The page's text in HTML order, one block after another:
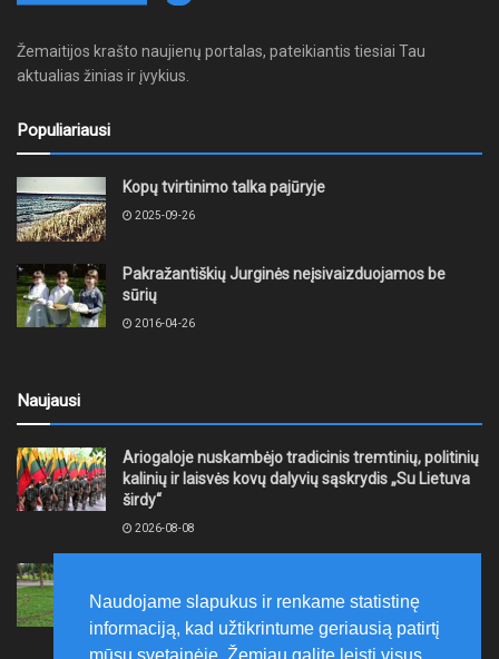
Žemaitijos krašto naujienų portalas, pateikiantis tiesiai Tau
aktualias žinias ir įvykius.
Populiariausi
Kopų tvirtinimo talka pajūryje
2025-09-26
Pakražantiškių Jurginės neįsivaizduojamos be
sūrių
2016-04-26
Naujausi
Ariogaloje nuskambėjo tradicinis tremtinių, politinių
kalinių ir laisvės kovų dalyvių sąskrydis „Su Lietuva
širdy“
2026-08-08
laikytis Kelių eismo taisyklių, tausoti aplinką
2026-08-08
Naudojame slapukus ir renkame statistinę
informaciją, kad užtikrintume geriausią patirtį
mūsų svetainėje. Žemiau galite leisti visus